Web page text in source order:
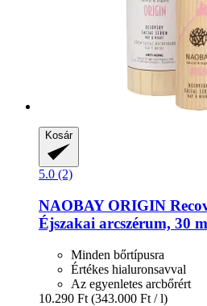
Kosár
5.0 (2)
NAOBAYORIGIN
Éjszakai arcszérum, 30
Minden bőrtípusra
Értékes hialuronsavval
Az egyenletes arcbőrért
10.290 Ft (343.000 Ft / l)